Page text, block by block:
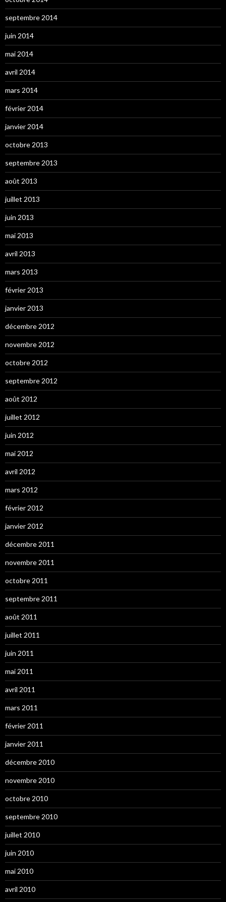
septembre 2014
juin 2014
mai 2014
avril 2014
mars 2014
février 2014
janvier 2014
octobre 2013
septembre 2013
août 2013
juillet 2013
juin 2013
mai 2013
avril 2013
mars 2013
février 2013
janvier 2013
décembre 2012
novembre 2012
octobre 2012
septembre 2012
août 2012
juillet 2012
juin 2012
mai 2012
avril 2012
mars 2012
février 2012
janvier 2012
décembre 2011
novembre 2011
octobre 2011
septembre 2011
août 2011
juillet 2011
juin 2011
mai 2011
avril 2011
mars 2011
février 2011
janvier 2011
décembre 2010
novembre 2010
octobre 2010
septembre 2010
juillet 2010
juin 2010
mai 2010
avril 2010